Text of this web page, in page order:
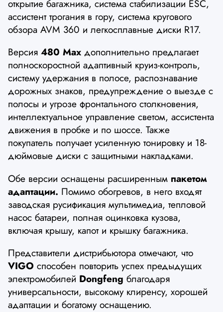
открытие багажника, система стабилизации ESC,
ассистент трогания в гору, система кругового
обзора AVM 360 и легкосплавные диски R17.
Версия 480 Max дополнительно предлагает
полноскоростной адаптивный круиз-контроль,
систему удержания в полосе, распознавание
дорожных знаков, предупреждение о выезде с
полосы и угрозе фронтального столкновения,
интеллектуальное управление светом, ассистента
движения в пробке и по шоссе. Также
покупатель получает усиленную тонировку и 18-
дюймовые диски с защитными накладками.
Обе версии оснащены расширенным пакетом
адаптации. Помимо обогревов, в него входят
заводская русификация мультимедиа, тепловой
насос батареи, полная оцинковка кузова,
включая крышу, капот и крышку багажника.
Представители дистрибьютора отмечают, что
VIGO способен повторить успех предыдущих
электромобилей Dongfeng благодаря
универсальности, высокому клиренсу, хорошей
адаптации и богатому оснащению.